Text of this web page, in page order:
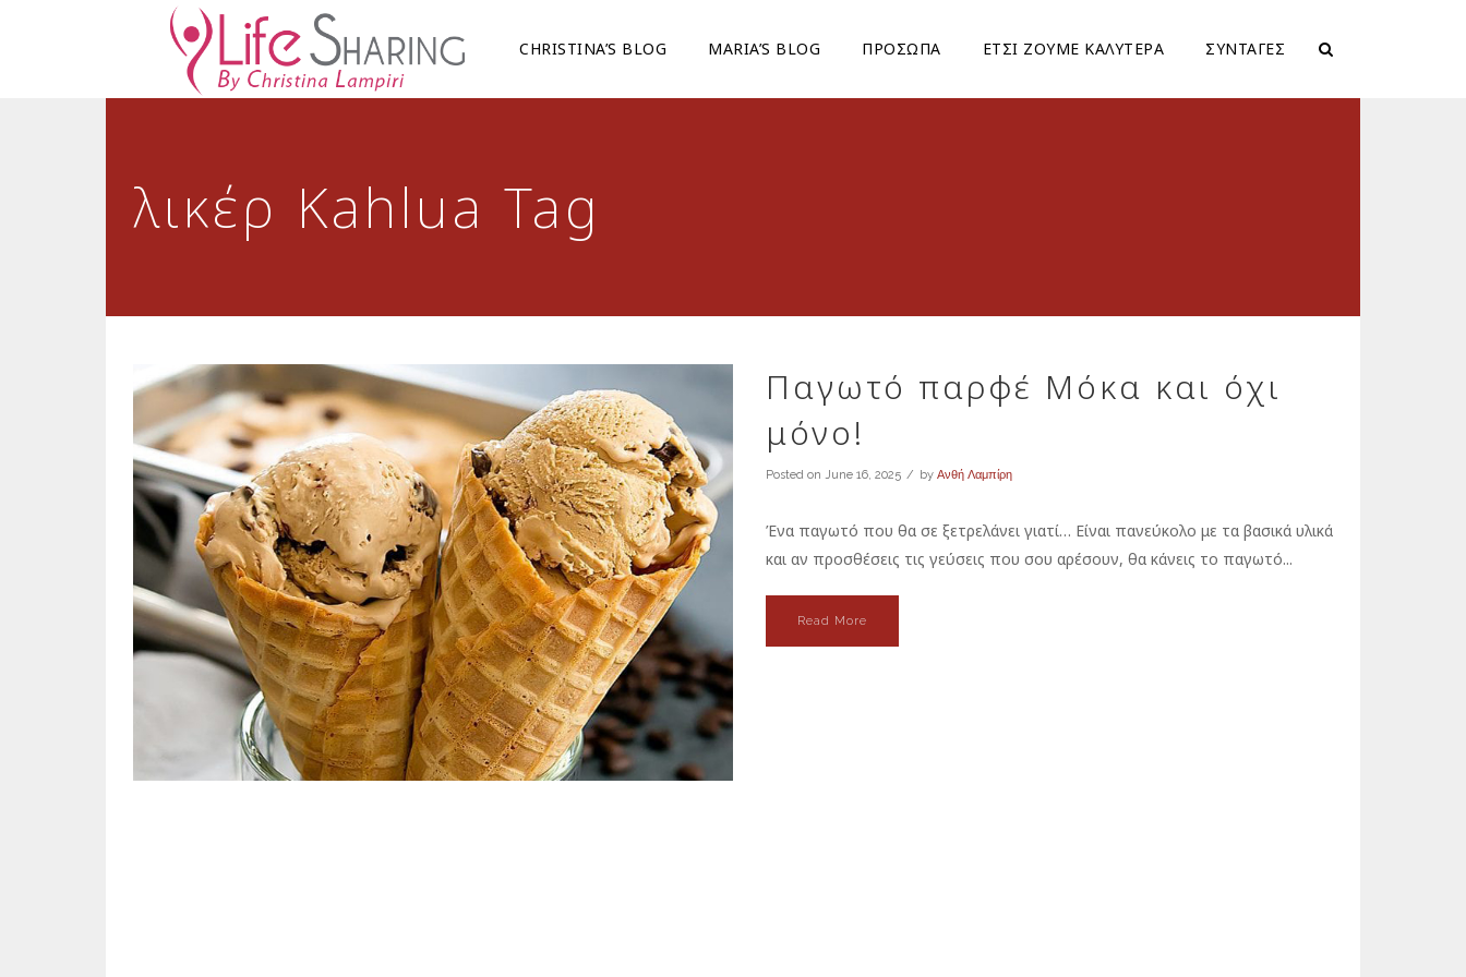
CHRISTINA’S BLOG ΜARIA’S BLOG ΠΡΟΣΩΠΑ ΕΤΣΙ ΖΟΥΜΕ ΚΑΛΥΤΕΡΑ ΣΥΝΤΑΓΕΣ
λικέρ Kahlua Tag
Παγωτό παρφέ Μόκα και όχι
μόνο!
Posted on June 16, 2025 by Ανθή Λαμπίρη
Ένα παγωτό που θα σε ξετρελάνει γιατί… Είναι πανεύκολο με τα βασικά υλικά
και αν προσθέσεις τις γεύσεις που σου αρέσουν, θα κάνεις το παγωτό...
Read More